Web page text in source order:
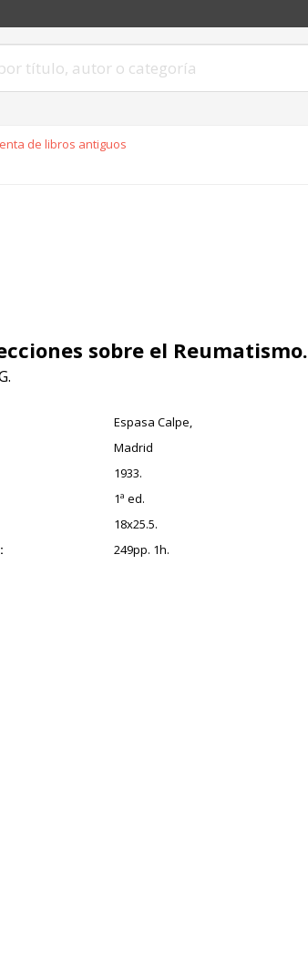
de libros antiguos
sobre el Reumatismo.
Espasa Calpe,
Madrid
1933.
1ª ed.
18x25.5.
249pp. 1h.